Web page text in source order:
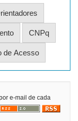
e-mail de cada